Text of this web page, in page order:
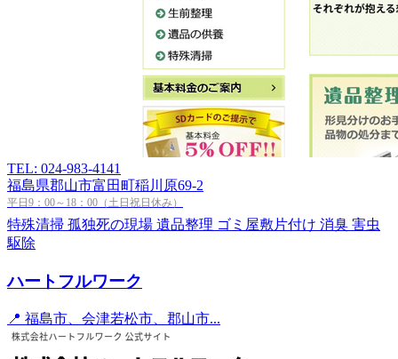
TEL: 024-983-4141
福島県郡山市富田町稲川原69-2
平日9：00～18：00（土日祝日休み）
特殊清掃 孤独死の現場 遺品整理 ゴミ屋敷片付け 消臭 害虫
駆除
ハートフルワーク
📍 福島市、会津若松市、郡山市...